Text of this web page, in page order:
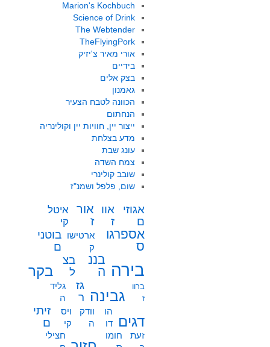
Marion's Kochbuch
Science of Drink
The Webtender
TheFlyingPork
אורי מאיר צ'יזיק
בידיים
בצק אלים
גאמנון
הכוונה לטבח הצעיר
הנחתום
ייצור יין, חוויות יין וקולינריה
מדע בצלחת
עונג שבת
צמח השדה
שובב קולינרי
שום, פלפל ושמנ"ז
אגוזי
ם
אוו
ז
אור
ז
איטל
קי
אספרגו
ס
ארטישו
ק
בוטני
ם
בירה
בננ
ה
בצ
ל
בקר
ברוו
ז
גבינה
גז
ר
גליד
ה
דגים
הו
דו
וודק
ה
ויס
קי
זיתי
ם
זעת
חומו
חצילי